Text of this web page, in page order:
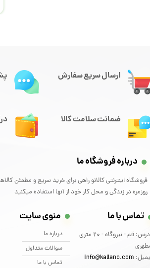
ارسال سریع سفارش
ضمانت سلامت کالا
درباره فروشگاه ما
فروشگاه اینترنتی کالانو راهی برای خرید سریع و مطمئن
روزمره در زندگی و محل کار خود از آنها استفاده میکنید
تماس با ما
آدرس: قم - نیروگاه - 20 متری
info@kallano.com​​​​​​​
منوی سایت
درباره ما
سوالات متداول
تماس با ما